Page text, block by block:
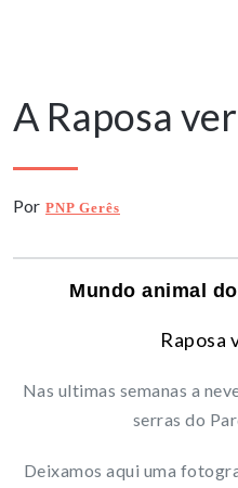
A Raposa
Por PNP Gerês
Mundo animal
Raposa
Nas ultimas semanas a
serras do
Deixamos aqui uma